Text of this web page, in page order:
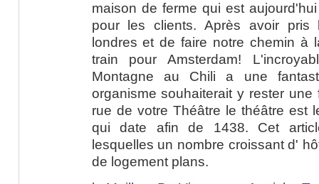
maison de ferme qui est
pour les clients. Après avoir pris
londres et de faire notre chemin à
train pour Amsterdam!
Montagne au Chili a une
organisme souhaiterait y rester
rue de votre Théâtre le théâtre est
qui date afin de 1438. Cet
lesquelles un nombre croissant d'
de logement plans.